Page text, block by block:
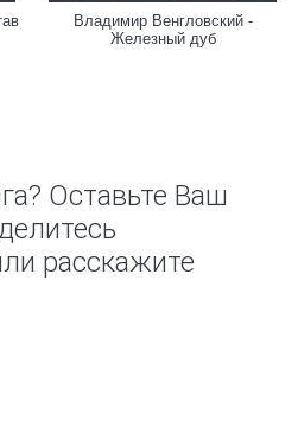
Владимир Венгловский -
Железный дуб
Оставьте Ваш
расскажите